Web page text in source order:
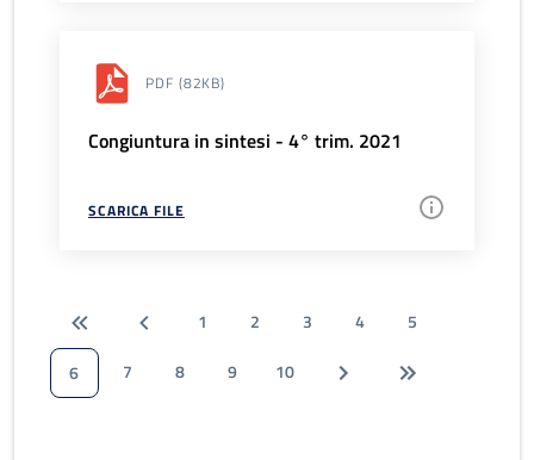
PDF (82KB)
Congiuntura in sintesi - 4° trim. 2021
SCARICA FILE
1 2 3 4
5
6
7 8 9 10